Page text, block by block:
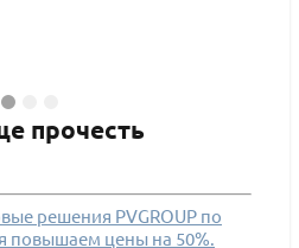
прочесть